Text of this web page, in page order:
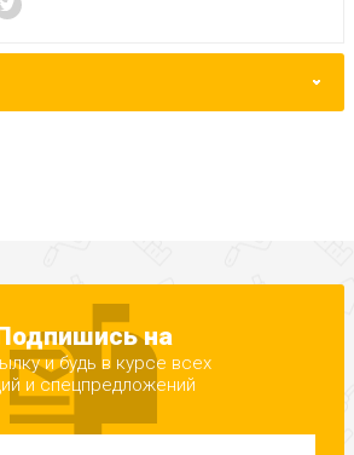
на
и будь в курсе всех
и спецпредложений